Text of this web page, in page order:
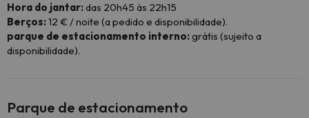
Hora do jantar:das 20h45 às 22h15
Berços:12 € / noite (a pedido e disponibilidade).
parque de estacionamento interno:grátis (sujeito a
disponibilidade).
Parque de estacionamento